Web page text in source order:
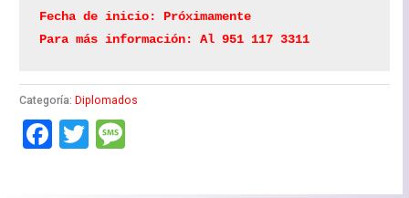
Fecha de inicio: Próximamente
Para más información: Al 951 117 3311
Categoría:Diplomados
Facebook
Twitter